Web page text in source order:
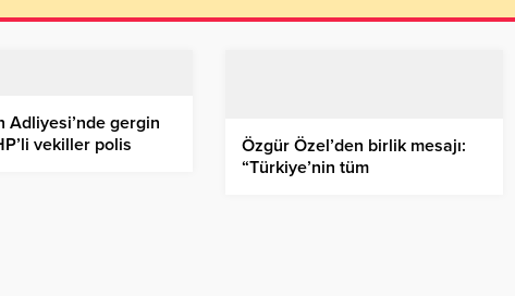
Adliyesi’nde gergin
vekiller polis
Özgür Özel’den birlik mesajı:
“Türkiye’nin tüm